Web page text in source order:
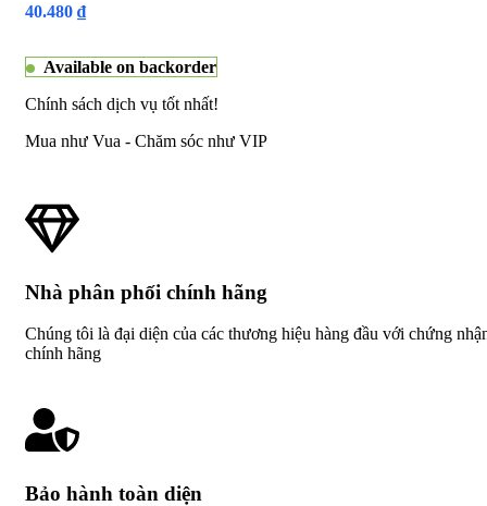
40.480 ₫
Available on backorder
Chính sách dịch vụ tốt nhất!
Mua như Vua - Chăm sóc như VIP
Nhà phân phối chính hãng
Chúng tôi là đại diện của các thương hiệu hàng đầu với chứng
chính hãng
Bảo hành toàn diện